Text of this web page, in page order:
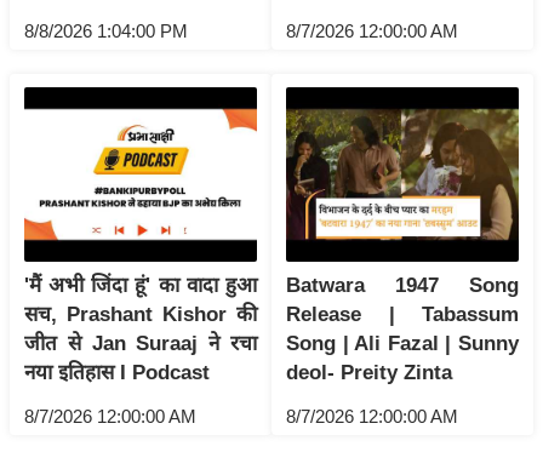
ड
ल्म
क्षा
B
r
e
a
k
n
8/8/2026 1:04:00 PM 8/7/2026 12:00:00 AM
'मैं अभी जिंदा हूं' का वादा हुआ
सच, Prashant Kishor की
जीत से Jan Suraaj ने रचा
नया इतिहास I Podcast
8/7/2026 12:00:00 AM
Batwara 1947 Song
Release | Tabassum
Song | Ali Fazal | Sunny
deol- Preity Zinta
8/7/2026 12:00:00 AM